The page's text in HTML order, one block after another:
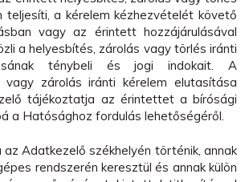
teljesíti, a kérelem kézhezvételét követő
vagy az érintett hozzájárulásával
a helyesbítés, zárolás vagy törlés iránti
ténybeli és jogi indokait. A
vagy zárolás iránti kérelem elutasítása
tájékoztatja az érintettet a bírósági
a Hatósághoz fordulás lehetőségéről.
Adatkezelő székhelyén történik, annak
rendszerén keresztül és annak külön